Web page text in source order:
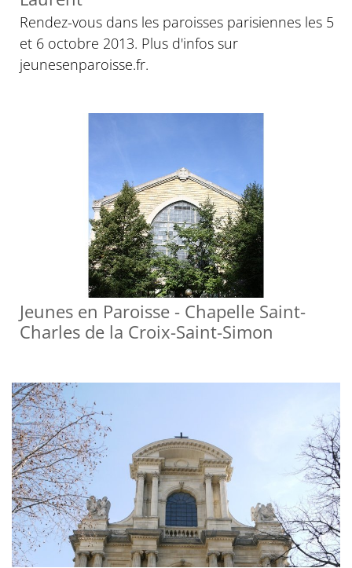
Rendez-vous dans les paroisses parisiennes les 5
et 6 octobre 2013. Plus d'infos sur
jeunesenparoisse.fr.
Jeunes en Paroisse - Chapelle Saint-
Charles de la Croix-Saint-Simon